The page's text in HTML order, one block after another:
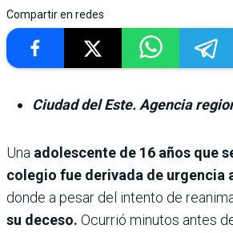
Compartir en redes
Ciudad del Este. Agencia
Una adolescente de 16 años que
colegio fue derivada de urgencia
donde a pesar del intento de
su deceso. Ocurrió minutos antes